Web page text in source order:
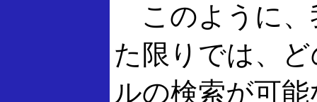
このように、
た限りでは、
ルの検索が可